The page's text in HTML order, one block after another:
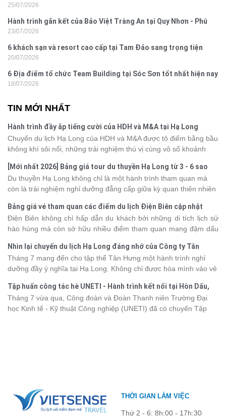
25/07/2026
Hành trình gắn kết của Bảo Việt Tràng An tại Quy Nhơn - Phú
Yên
23/07/2026
6 khách sạn và resort cao cấp tại Tam Đảo sang trọng tiện
nghi
20/07/2026
6 Địa điểm tổ chức Team Building tại Sóc Sơn tốt nhất hiện nay
18/07/2026
TIN MỚI NHẤT
Hành trình đầy ắp tiếng cười của HDH và M&A tại Hạ Long
Chuyến du lịch Hạ Long của HDH và M&A được tô điểm bằng bầu
không khí sôi nổi, những trải nghiệm thú vị cùng vô số khoảnh
phút giây đồng hành bên nhau, tất cả đã tạo nên một chuyến đi
tràn đầy cảm xúc và dấu ấn khó quên.
[Mới nhất 2026] Bảng giá tour du thuyền Hạ Long từ 3 - 6 sao
Du thuyền Hạ Long không chỉ là một hành trình tham quan mà
còn là trải nghiệm nghỉ dưỡng đẳng cấp giữa kỳ quan thiên nhiên
khác nhau, khiến nhiều du khách băn khoăn khi lựa chọn. Bài viết
dưới đây sẽ cập nhật bảng giá tour du thuyền Hạ Long mới nhất
2026 từ 3 - 6 sao, giúp bạn dễ dàng so sánh và tìm được hành
trình phù hợp với nhu cầu cũng như ngân sách.
Bảng giá vé tham quan các điểm du lịch Điện Biên cập nhật
2026
Điện Biên không chỉ hấp dẫn du khách bởi những di tích lịch sử
hào hùng mà còn sở hữu nhiều điểm tham quan mang đậm dấu
phá vùng đất này, việc cập nhật trước giá vé sẽ giúp bạn chủ
động hơn trong lịch trình và chi phí. Cùng Vietsense Travel tham
khảo bảng giá vé tham quan các điểm du lịch Điện Biênmới nhất
năm 2026 ngay dưới đây.
Nhìn lại chuyến du lịch Hạ Long đáng nhớ của Công ty Tân
Hưng 2026
Tháng 7 mang đến cho tập thể Tân Hưng một hành trình nghỉ
dưỡng đầy ý nghĩa tại Hạ Long. Không chỉ được hòa mình vào vẻ
kết, sẻ chia và lưu giữ nhiều khoảnh khắc đáng nhớ. Hãy cùng
nhìn lại chuyến đi ngập tràn niềm vui và những trải nghiệm khó
quên.
Tập huấn công tác hè UNETI - Hành trình kết nối tại Hòn Dấu,
Đồ Sơn
Tháng 7 vừa qua, Công đoàn và Đoàn Thanh niên Trường Đại
học Kinh tế - Kỹ thuật Công nghiệp (UNETI) đã có chuyến Tập
THỜI GIAN LÀM VIỆC
Thứ 2 - 6: 8h:00 - 17h:30